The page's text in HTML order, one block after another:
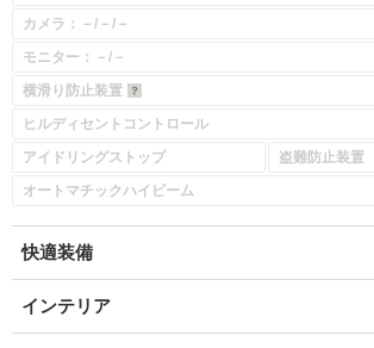
カメラ：－/－/－
モニター：－/－
横滑り防止装置
ヒルディセントコントロール
アイドリングストップ
盗難防止装置
オートマチックハイビーム
快適装備
インテリア